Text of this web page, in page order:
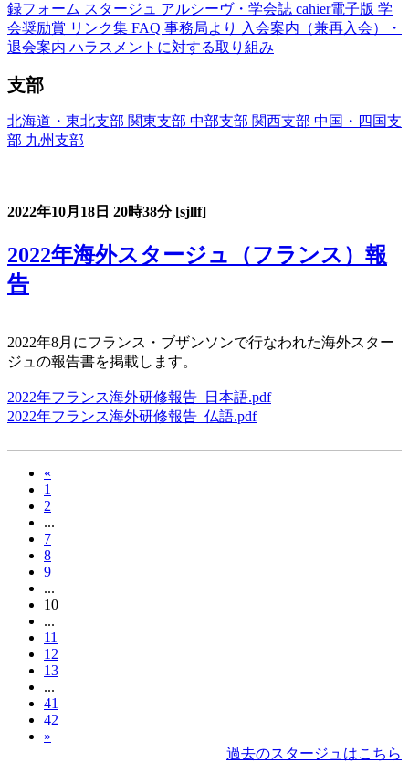
録フォーム スタージュ アルシーヴ・学会誌 cahier電子版 学
会奨励賞 リンク集 FAQ 事務局より
入会案内（兼再入会）・
退会案内 ハラスメントに対する取り組み
支部
北海道・東北支部 関東支部 中部支部 関西支部 中国・四国支
部 九州支部
2022年10月18日 20時38分 [sjllf]
2022年海外スタージュ（フランス）報
告
2022年8月にフランス・ブザンソンで行なわれた海外スター
ジュの報告書を掲載します。
2022年フランス海外研修報告_日本語.pdf
2022年フランス海外研修報告_仏語.pdf
«
1
2
...
7
8
9
...
10
...
11
12
13
...
41
42
»
過去のスタージュはこちら